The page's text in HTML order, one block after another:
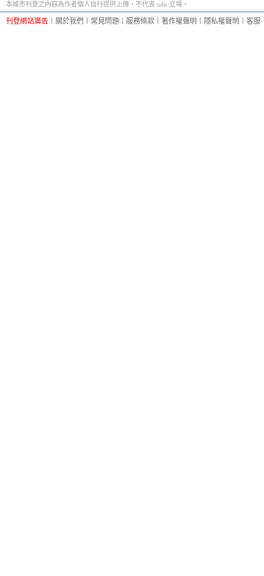
本城市刊登之內容為作者個人自行提供上傳，不代表 udn 立場。
刊登網站廣告 關於我們 常見問題 服務條款 著作權聲明 隱私權聲明 客服